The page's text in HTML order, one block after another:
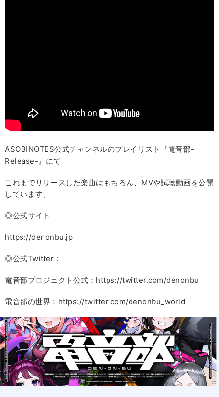
ASOBINOTES公式チャンネルのプレイリスト『電音部-
Release-』にて
これまでリリースした楽曲はもちろん、MVや試聴動画を公開
しています。
◎公式サイト
https://denonbu.jp
◎公式Twitter：
電音部プロジェクト公式：https://twitter.com/denonbu
電音部の世界：https://twitter.com/denonbu_world